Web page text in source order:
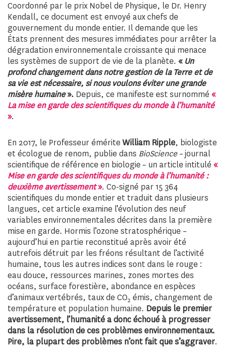
Coordonné par le prix Nobel de Physique, le Dr. Henry
Kendall, ce document est envoyé aux chefs de
gouvernement du monde entier. Il demande que les
États prennent des mesures immédiates pour arrêter la
dégradation environnementale croissante qui menace
les systèmes de support de vie de la planète. « Un
profond changement dans notre gestion de la Terre et de
sa vie est nécessaire, si nous voulons éviter une grande
misère humaine». Depuis, ce manifeste est surnommé «
La mise en garde des scientifiques du monde à l’humanité
».
En 2017, le Professeur émériteWilliam Ripple, biologiste
et écologue de renom, publie dans BioScience – journal
scientifique de référence en biologie – un article intitulé «
Mise en garde des scientifiques du monde à l’humanité :
deuxième avertissement». Co-signé par 15 364
scientifiques du monde entier et traduit dans plusieurs
langues, cet article examine l’évolution des neuf
variables environnementales décrites dans la première
mise en garde. Hormis l’ozone stratosphérique –
aujourd’hui en partie reconstitué après avoir été
autrefois détruit par les fréons résultant de l’activité
humaine, tous les autres indices sont dans le rouge :
eau douce, ressources marines, zones mortes des
océans, surface forestière, abondance en espèces
d’animaux vertébrés, taux de CO2 émis, changement de
température et population humaine. Depuis le premier
avertissement, l’humanité a donc échoué à progresser
dans la résolution de ces problèmes environnementaux.
Pire, la plupart des problèmes n’ont fait que s’aggraver.